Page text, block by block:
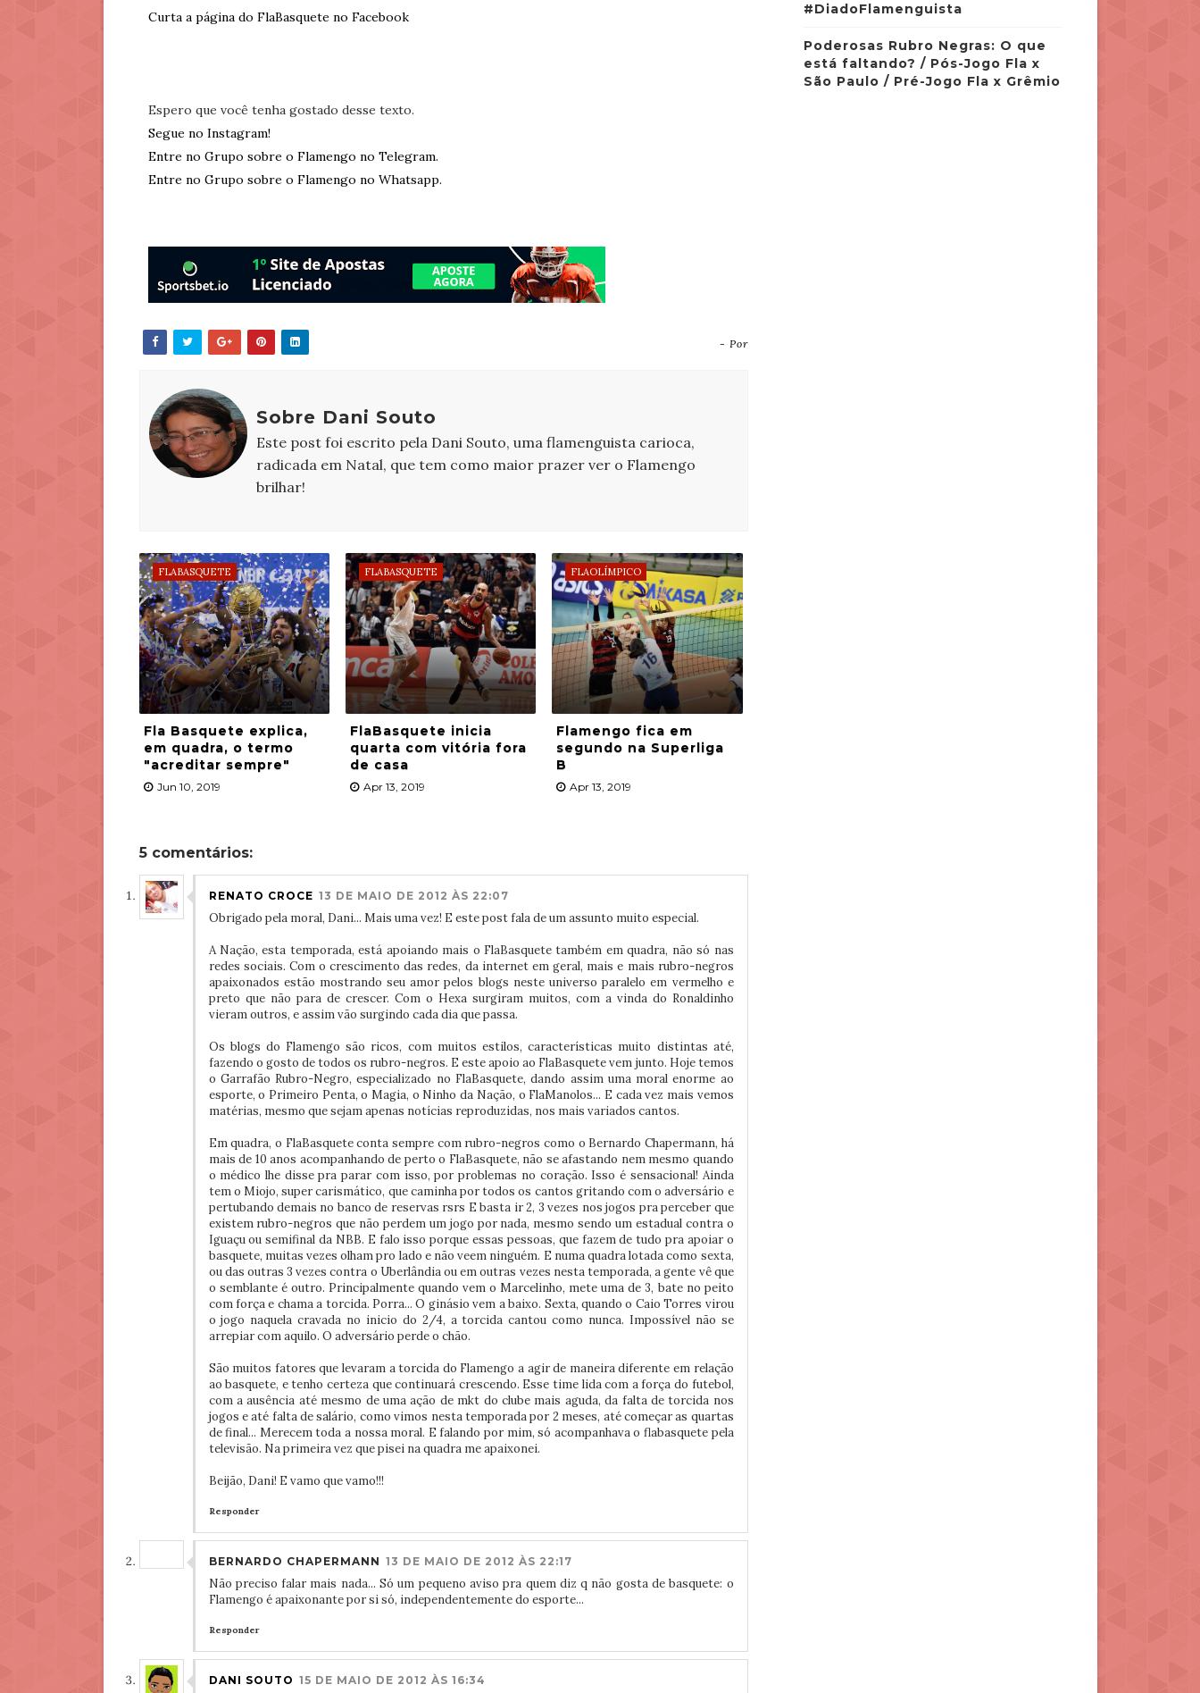
Curta a página do FlaBasquete no Facebook
Espero que você tenha gostado desse texto.
Segue no Instagram!
Entre no Grupo sobre o Flamengo no Telegram.
Entre no Grupo sobre o Flamengo no Whatsapp.
- Por
Sobre Dani Souto
Este post foi escrito pela Dani Souto, uma flamenguista carioca,
radicada em Natal, que tem como maior prazer ver o Flamengo
brilhar!
FLABASQUETE
Fla Basquete explica,
em quadra, o termo
"acreditar sempre"
Jun 10, 2019
FLABASQUETE
FlaBasquete inicia
quarta com vitória fora
de casa
Apr 13, 2019
FLAOLÍMPICO
Flamengo fica em
segundo na Superliga
B
Apr 13, 2019
5 comentários:
RENATO CROCE 13 DE MAIO DE 2012 ÀS 22:07
Obrigado pela moral, Dani... Mais uma vez! E este post fala de um assunto muito especial.
A Nação, esta temporada, está apoiando mais o FlaBasquete também em quadra, não só nas
redes sociais. Com o crescimento das redes, da internet em geral, mais e mais rubro-negros
apaixonados estão mostrando seu amor pelos blogs neste universo paralelo em vermelho e
preto que não para de crescer. Com o Hexa surgiram muitos, com a vinda do Ronaldinho
vieram outros, e assim vão surgindo cada dia que passa.
Os blogs do Flamengo são ricos, com muitos estilos, características muito distintas até,
fazendo o gosto de todos os rubro-negros. E este apoio ao FlaBasquete vem junto. Hoje temos
o Garrafão Rubro-Negro, especializado no FlaBasquete, dando assim uma moral enorme ao
esporte, o Primeiro Penta, o Magia, o Ninho da Nação, o FlaManolos... E cada vez mais vemos
matérias, mesmo que sejam apenas notícias reproduzidas, nos mais variados cantos.
Em quadra, o FlaBasquete conta sempre com rubro-negros como o Bernardo Chapermann, há
mais de 10 anos acompanhando de perto o FlaBasquete, não se afastando nem mesmo quando
o médico lhe disse pra parar com isso, por problemas no coração. Isso é sensacional! Ainda
tem o Miojo, super carismático, que caminha por todos os cantos gritando com o adversário e
pertubando demais no banco de reservas rsrs E basta ir 2, 3 vezes nos jogos pra perceber que
existem rubro-negros que não perdem um jogo por nada, mesmo sendo um estadual contra o
Iguaçu ou semifinal da NBB. E falo isso porque essas pessoas, que fazem de tudo pra apoiar o
basquete, muitas vezes olham pro lado e não veem ninguém. E numa quadra lotada como sexta,
ou das outras 3 vezes contra o Uberlândia ou em outras vezes nesta temporada, a gente vê que
o semblante é outro. Principalmente quando vem o Marcelinho, mete uma de 3, bate no peito
com força e chama a torcida. Porra... O ginásio vem a baixo. Sexta, quando o Caio Torres virou
o jogo naquela cravada no inicio do 2/4, a torcida cantou como nunca. Impossível não se
arrepiar com aquilo. O adversário perde o chão.
São muitos fatores que levaram a torcida do Flamengo a agir de maneira diferente em relação
ao basquete, e tenho certeza que continuará crescendo. Esse time lida com a força do futebol,
com a ausência até mesmo de uma ação de mkt do clube mais aguda, da falta de torcida nos
jogos e até falta de salário, como vimos nesta temporada por 2 meses, até começar as quartas
de final... Merecem toda a nossa moral. E falando por mim, só acompanhava o flabasquete pela
televisão. Na primeira vez que pisei na quadra me apaixonei.
Beijão, Dani! E vamo que vamo!!!
Responder
BERNARDO CHAPERMANN 13 DE MAIO DE 2012 ÀS 22:17
Não preciso falar mais nada... Só um pequeno aviso pra quem diz q não gosta de basquete: o
Flamengo é apaixonante por si só, independentemente do esporte...
Responder
DANI SOUTO 15 DE MAIO DE 2012 ÀS 16:34
#DiadoFlamenguista
Poderosas Rubro Negras: O que
está faltando? / Pós-Jogo Fla x
São Paulo / Pré-Jogo Fla x Grêmio